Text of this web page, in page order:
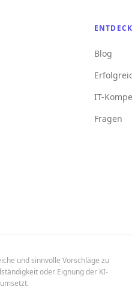
Blog
IT-
Fragen
und sinnvolle Vorschläge zu
oder Eignung der KI-